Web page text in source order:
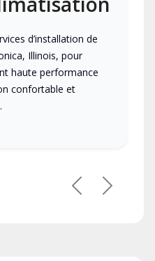
d’installation de
Illinois, pour
haute performance
confortable et
PrécédentSuivant